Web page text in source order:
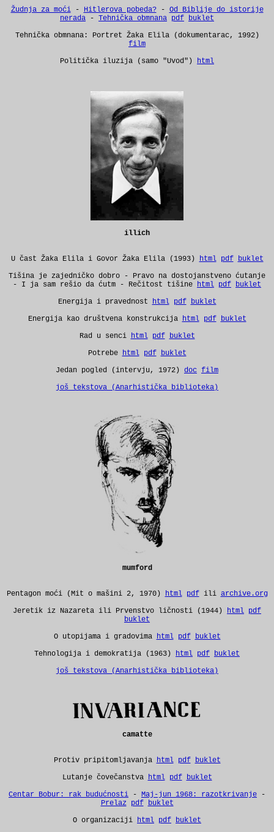
Žudnja za moći- Hitlerova pobeda?- Od Biblije do istorije
nerada - Tehnička obmnana pdf buklet
Tehnička obmnana: Portret Žaka Elila (dokumentarac, 1992)
film
Politička iluzija (samo "Uvod") html
illich
U čast Žaka Elila i Govor Žaka Elila (1993) html pdf
buklet
Tišina je zajedničko dobro - Pravo na dostojanstveno ćutanje
- I ja sam rešio da ćutm - Rečitost tišine html pdf buklet
Energija i pravednost
html pdf
buklet
Energija kao društvena konstrukcija
html pdf
buklet
Rad u senci html pdf
buklet
Potrebe html pdf
buklet
Jedan pogled (intervju, 1972) doc film
još tekstova (Anarhistička biblioteka)
mumford
Pentagon moći (Mit o mašini 2, 1970) html pdfili archive.org
Jeretik iz Nazareta ili Prvenstvo ličnosti (1944)
html pdf
buklet
O utopijama i gradovima html pdf
buklet
Tehnologija i demokratija (1963)
html pdf buklet
još tekstova (Anarhistička biblioteka)
camatte
Protiv pripitomljavanja html pdf
buklet
Lutanje čovečanstva
html pdf
buklet
Centar Bobur: rak budućnosti - Maj-jun 1968: razotkrivanje -
Prelaz
pdf
buklet
O organizaciji html pdf buklet